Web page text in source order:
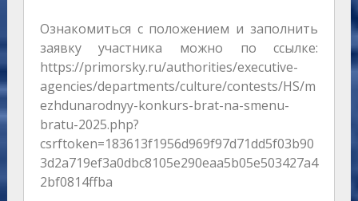
Ознакомиться с положением и заполнить
заявку участника можно по ссылке:
https://primorsky.ru/authorities/executive-
agencies/departments/culture/contests/HS/m
ezhdunarodnyy-konkurs-brat-na-smenu-
bratu-2025.php?
csrftoken=183613f1956d969f97d71dd5f03b90
3d2a719ef3a0dbc8105e290eaa5b05e503427a4
2bf0814ffba